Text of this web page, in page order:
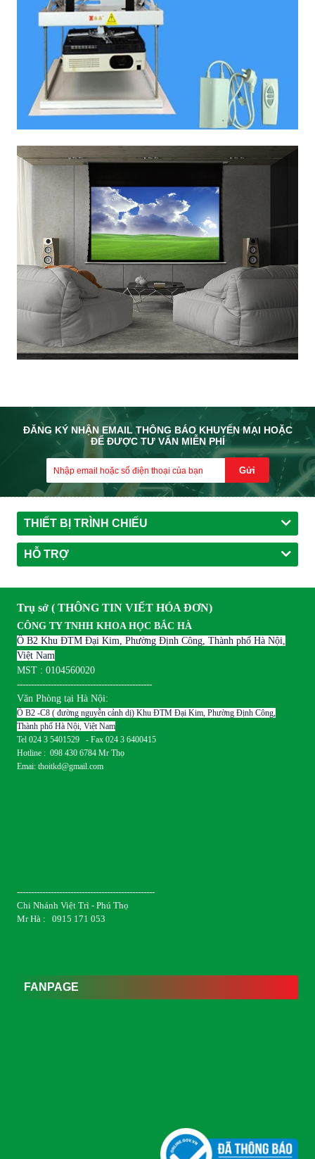
ĐĂNG KÝ NHẬN EMAIL THÔNG BÁO KHUYẾN MẠI HOẶC
ĐỂ ĐƯỢC TƯ VẤN MIỄN PHÍ
Gửi
THIẾT BỊ TRÌNH CHIẾU
HỖ TRỢ
Trụ sở ( THÔNG TIN VIẾT HÓA ĐƠN)
CÔNG TY TNHH KHOA HỌC BẮC HÀ
Ô B2 Khu ĐTM Đại Kim, Phường Định Công, Thành phố Hà Nội,
Việt Nam
MST : 0104560020
------------------------------------------------
Văn Phòng tại Hà Nội:
Ô B2 -C8 ( đường nguyễn cảnh dị) Khu ĐTM Đại Kim, Phường Định Công,
Thành phố Hà Nội, Việt Nam
Tel 024 3 5401529 - Fax 024 3 6400415
Hotline : 098 430 6784 Mr Thọ
Emai: thoitkd@gmail.com
-------------------------------------------------
Chi Nhánh Việt Trì - Phú Thọ
Mr Hà : 0915 171 053
FANPAGE